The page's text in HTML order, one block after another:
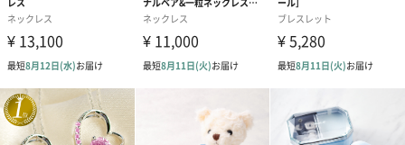
紅茶・コーヒー・スイーツを同梱してお届けいたします。ギフト
への＋αにおすすめです。